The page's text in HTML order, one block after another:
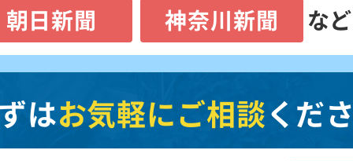
朝日新聞 神奈川新聞 な
はお気軽にご相談くだ